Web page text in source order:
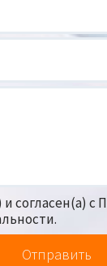
согласен(а) с
Отправить